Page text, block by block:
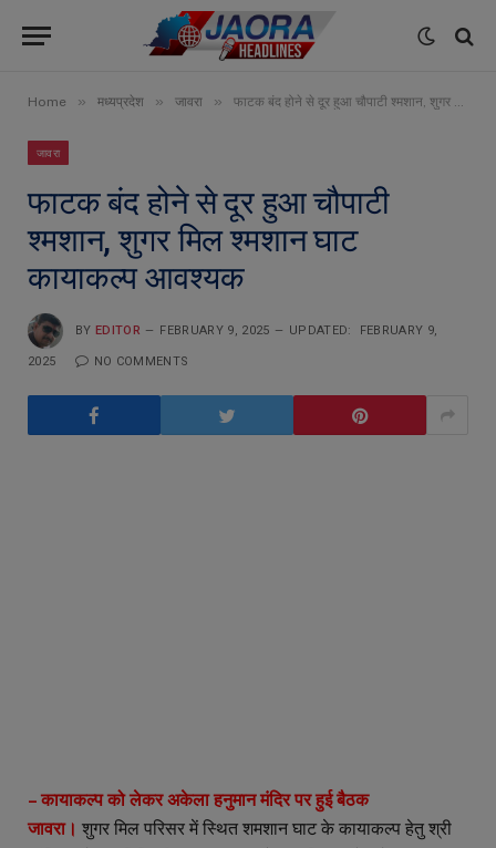
Home » मध्यप्रदेश » जावरा » फाटक बंद होने से दूर हुआ चौपाटी श्मशान, शुगर मिल श्मशान घाट कायाकल्प आवश्यक
जावरा
फाटक बंद होने से दूर हुआ चौपाटी
श्मशान, शुगर मिल श्मशान घाट
कायाकल्प आवश्यक
BY EDITOR FEBRUARY 9, 2025 UPDATED: FEBRUARY 9,
2025 NO COMMENTS
– कायाकल्प को लेकर अकेला हनुमान मंदिर पर हुई बैठक
जावरा। शुगर मिल परिसर में स्थित शमशान घाट के कायाकल्प हेतु श्री